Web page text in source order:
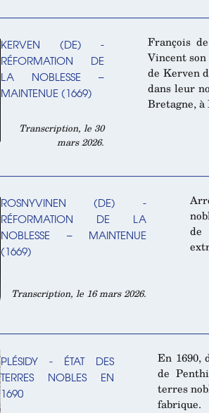
KERVEN (DE) -
RÉFORMATION DE
LA NOBLESSE –
MAINTENUE (1669)
Transcription, le 30
mars 2026.
François
Vincent
de Kerven
dans leur
Bretagne, à
ROSNYVINEN (DE) -
RÉFORMATION DE LA
NOBLESSE – MAINTENUE
(1669)
Transcription, le 16 mars 2026.
de
PLÉSIDY - ÉTAT DES
TERRES NOBLES EN
1690
En 1690,
de
terres
fabrique.